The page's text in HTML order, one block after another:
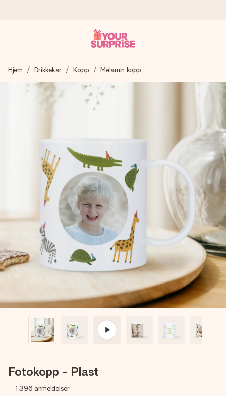
Vi lager dine gaver med omtanke og sender den avgårde så
raskt som mulig - slik at du kan gi gaven i tide, når den betyr
aller mest.
Gavene våre inspirerer. Kundene gir oss 4,5 på Google
Reviews.
Gratis kort med hilsen
Lag noe unikt med bare noen få steg - med hennes navn,
et bilde av dere eller en beskjed som virkelig berører
hjertet. Ikke noe tull, bare masse kjærlighet i øyeblikket.
Hjem Drikkekar Kopp Melamin kopp
Fotokopp - Plast
1,396 anmeldelser